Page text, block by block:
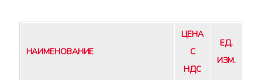
НАИМЕНОВАНИЕ
ЦЕНА
С
НДС
ЕД.
ИЗМ.